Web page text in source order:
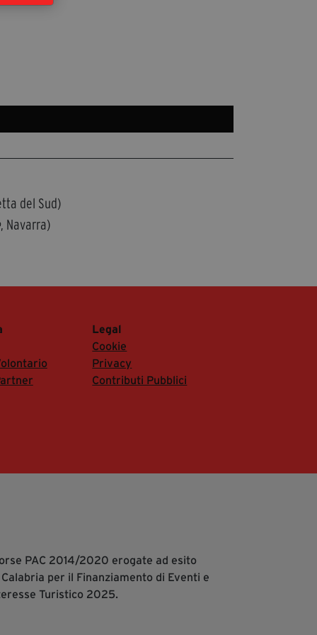
del Sud)
, Navarra)
Legal
Cookie
Privacy
Contributi Pubblici
PAC 2014/2020 erogate ad esito
per il Finanziamento di Eventi e
Turistico 2025.